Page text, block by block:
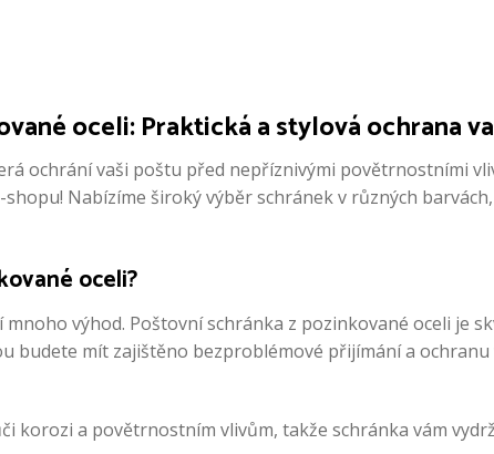
oceli: Praktická a stylová ochrana
ochrání vaši poštu před nepříznivými povětrnostními
Nabízíme široký výběr schránek v různých
oceli?
výhod. Poštovní schránka z pozinkované oceli je
budete mít zajištěno bezproblémové přijímání a
korozi a povětrnostním vlivům, takže schránka vám